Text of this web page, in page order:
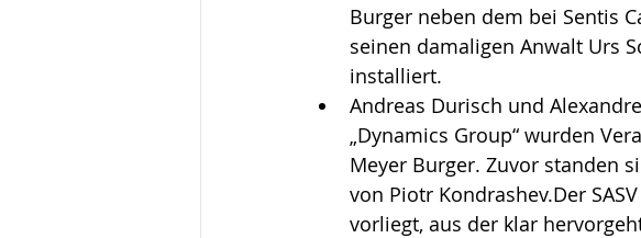
Burger neben dem bei Sentis
seinen damaligen Anwalt Urs
installiert.
Andreas Durisch und
„Dynamics Group“ wurden
Meyer Burger. Zuvor standen
von Piotr Kondrashev.Der
vorliegt, aus der klar